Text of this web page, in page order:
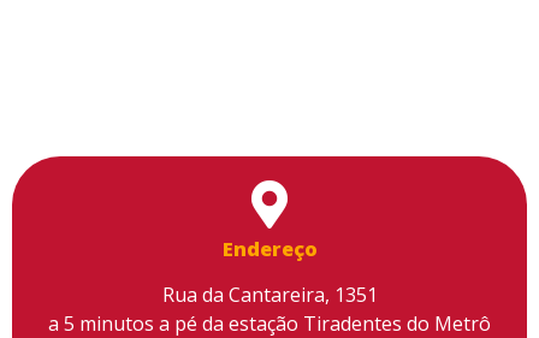
Endereço
Rua da Cantareira, 1351
a 5 minutos a pé da estação Tiradentes do Metrô